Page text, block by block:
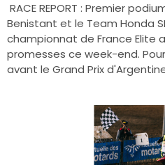
RACE REPORT : Premier
Benistant et le Team Honda
championnat de France Elite
promesses ce week-end.
avant le Grand Prix